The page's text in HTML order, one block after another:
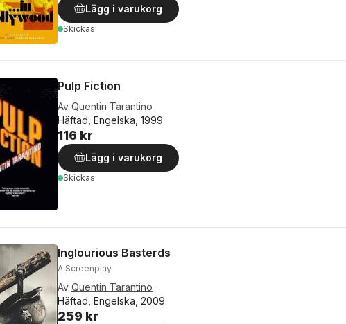
Lägg i varukorg
Skickas
Pulp Fiction
Av Quentin Tarantino
Häftad, Engelska, 1999
116 kr
Lägg i varukorg
Skickas
Inglourious Basterds
A Screenplay
Av Quentin Tarantino
Häftad, Engelska, 2009
259 kr